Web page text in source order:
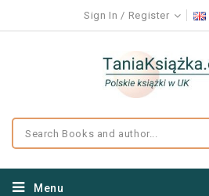
Sign In Register
Menu